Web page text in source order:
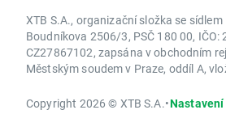
XTB S.A., organizační složka se
Boudníkova 2506/3, PSČ 180 00, IČO:
CZ27867102, zapsána v obchodním
Městským soudem v Praze, oddíl A,
Copyright 2026 © XTB S.A.•